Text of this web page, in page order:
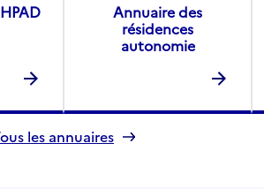
Annuaire des
résidences
autonomie
les annuaires